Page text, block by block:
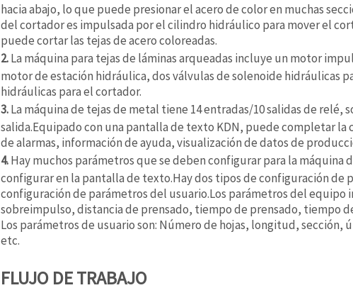
hacia abajo, lo que puede presionar el acero de color en muchas
del cortador es impulsada por el cilindro hidráulico para mover el
puede cortar las tejas de acero coloreadas.
2.La máquina para tejas de láminas arqueadas incluye un motor
motor de estación hidráulica, dos válvulas de solenoide hidráulicas
hidráulicas para el cortador.
3.La máquina de tejas de metal tiene 14 entradas/10 salidas de
salida.Equipado con una pantalla de texto KDN, puede completar
de alarmas, información de ayuda, visualización de datos de
4.Hay muchos parámetros que se deben configurar para la máquina
configurar en la pantalla de texto.Hay dos tipos de configuración de
configuración de parámetros del usuario.Los parámetros del
sobreimpulso, distancia de prensado, tiempo de prensado, tiempo
Los parámetros de usuario son: Número de hojas, longitud, sección,
etc.
FLUJO DE TRABAJO